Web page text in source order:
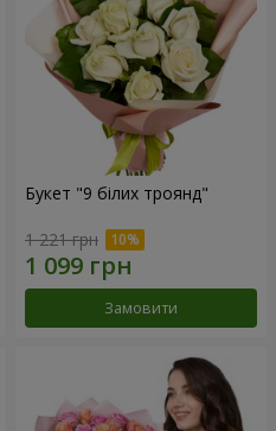
Букет "9 білих троянд"
1 221 грн
Замовити